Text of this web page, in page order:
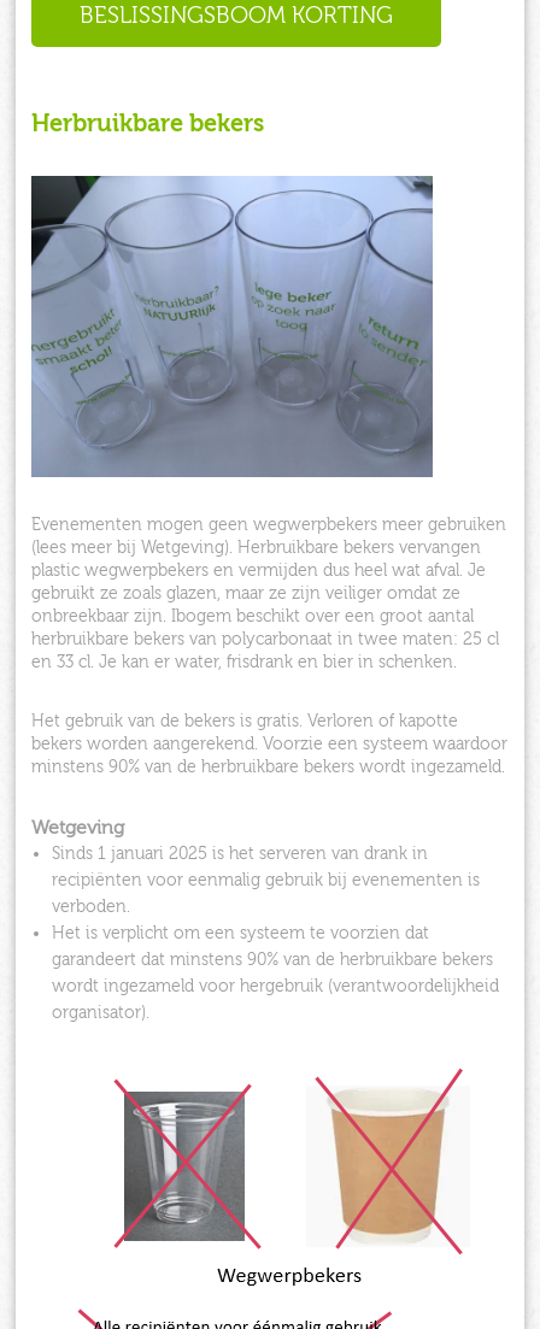
BESLISSINGSBOOM KORTING
Herbruikbare bekers
Evenementen mogen geen wegwerpbekers meer gebruiken
(lees meer bij Wetgeving). Herbruikbare bekers vervangen
plastic wegwerpbekers en vermijden dus heel wat afval. Je
gebruikt ze zoals glazen, maar ze zijn veiliger omdat ze
onbreekbaar zijn. Ibogem beschikt over een groot aantal
herbruikbare bekers van polycarbonaat in twee maten: 25 cl
en 33 cl. Je kan er water, frisdrank en bier in schenken.
Het gebruik van de bekers is gratis. Verloren of kapotte
bekers worden aangerekend. Voorzie een systeem waardoor
minstens 90% van de herbruikbare bekers wordt ingezameld.
Wetgeving
Sinds 1 januari 2025 is het serveren van drank in
recipiënten voor eenmalig gebruik bij evenementen is
verboden.
Het is verplicht om een systeem te voorzien dat
garandeert dat minstens 90% van de herbruikbare bekers
wordt ingezameld voor hergebruik (verantwoordelijkheid
organisator).